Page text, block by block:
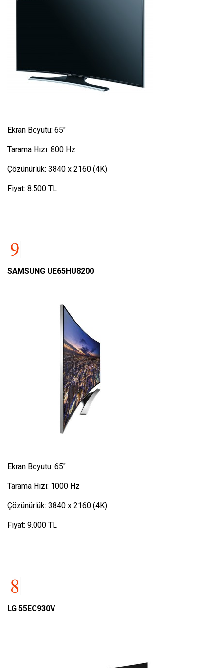
Ekran Boyutu: 65″
Tarama Hızı: 800 Hz
Çözünürlük: 3840 x 2160 (4K)
Fiyat: 8.500 TL
SAMSUNG UE65HU8200
Ekran Boyutu: 65″
Tarama Hızı: 1000 Hz
Çözünürlük: 3840 x 2160 (4K)
Fiyat: 9.000 TL
LG 55EC930V